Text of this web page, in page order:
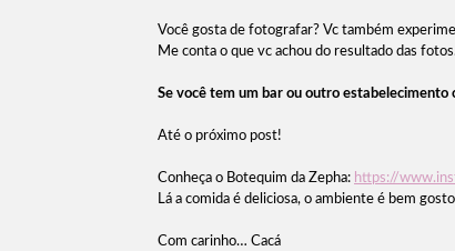
Você gosta de fotografar? Vc também
Me conta o que vc achou do resultado das
Se você tem um bar ou outro
Até o próximo post!
Conheça o Botequim da Zepha: https://
Lá a comida é deliciosa, o ambiente é bem
Com carinho… Cacá